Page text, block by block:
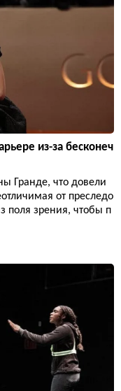
из-за бесконеч
Гранде, что довели
от преследо
поля зрения, чтобы п